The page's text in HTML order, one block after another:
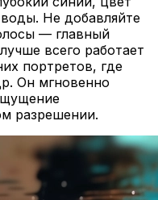
Не добавляйте
— главный
всего работает
портретов, где
Он мгновенно
разрешении.